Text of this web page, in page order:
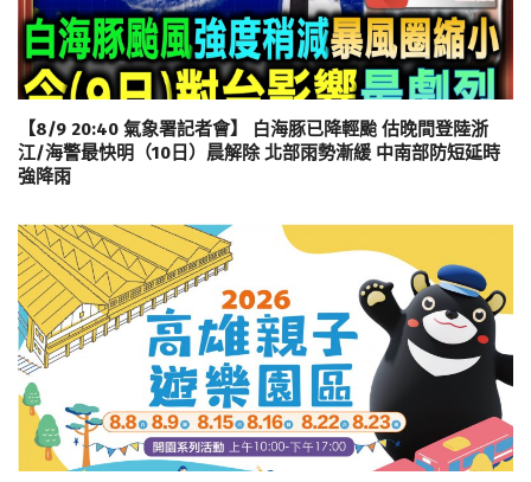
【8/9 20:40 氣象署記者會】 白海豚已降輕颱 估晚間登陸浙
江/海警最快明（10日）晨解除 北部雨勢漸緩 中南部防短延時
強降雨